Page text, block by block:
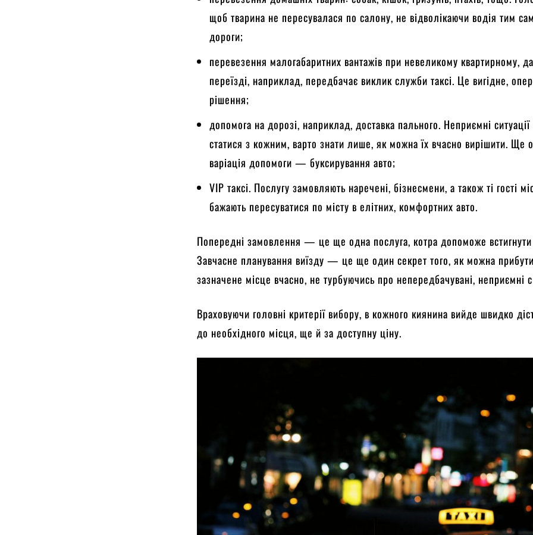
щоб тварина не пересувалася по салону, не відволікаючи водія тим
дороги;
перевезення малогабаритних вантажів при невеликому квартирному,
переїзді, наприклад, передбачає виклик служби таксі. Це вигідне,
рішення;
допомога на дорозі, наприклад, доставка пального. Неприємні
статися з кожним, варто знати лише, як можна їх вчасно вирішити. Ще
варіація допомоги — буксирування авто;
VIP таксі. Послугу замовляють наречені, бізнесмени, а також ті гості
бажають пересуватися по місту в елітних, комфортних авто.
Попередні замовлення — це ще одна послуга, котра допоможе
Завчасне планування виїзду — це ще один секрет того, як можна
зазначене місце вчасно, не турбуючись про непередбачувані, неприємні
Враховуючи головні критерії вибору, в кожного киянина вийде швидко
до необхідного місця, ще й за доступну ціну.